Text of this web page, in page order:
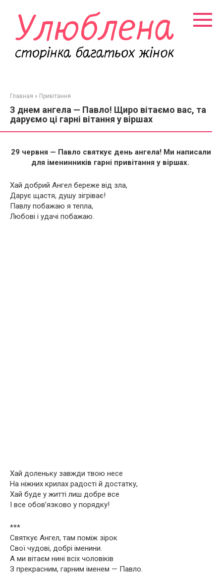
контенту
Главная » Привітання
З днем ангела — Павло! Щиро вітаємо вас, та
даруємо ці гарні вітання у віршах
29 червня — Павло святкує день ангела! Ми написали
для іменинників гарні привітання у віршах.
Хай добрий Ангел береже від зла,
Дарує щастя, душу зігріває!
Павлу побажаю я тепла,
Любові і удачі побажаю.
Хай доленьку завжди твою несе
На ніжних крилах радості й достатку,
Хай буде у житті лиш добре все
І все обов’язково у порядку!
***
Святкує Ангел, там поміж зірок
Свої чудові, добрі іменини.
А ми вітаєм нині всіх чоловіків
З прекрасним, гарним іменем — Павло.